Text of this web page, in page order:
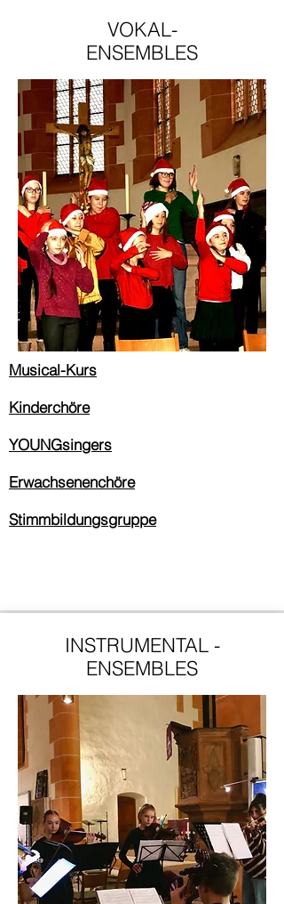
VOKAL-
ENSEMBLES
Musical-Kurs
Kinderchöre
YOUNGsingers
Erwachsenenchöre
Stimmbildungsgruppe
INSTRUMENTAL -
ENSEMBLES